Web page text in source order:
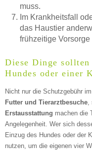
Donnerstag
Freitag
muss.
Im Krankheitsfall
das Haustier
frühzeitige Vorsorge
Diese Dinge
Hundes oder einer
Nicht nur die Schutzgebühr
Futter und Tierarztbesuche
Erstausstattung machen die
Angelegenheit. Wer sich
Einzug des Hundes oder der
nutzen, um die eigenen vier